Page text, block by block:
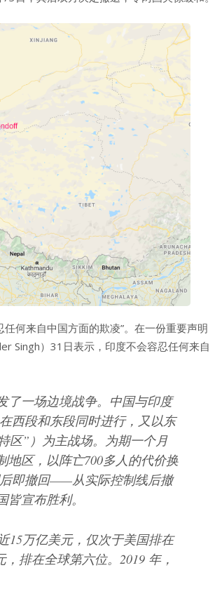
何来自中国方面的欺凌”。在一份重要声明
Singh）31日表示，印度不会容忍任何来自
了一场边境战争。中国与印度
西段和东段同时进行，又以东
区”）为主战场。为期一个月
地区，以阵亡700多人的代价换
即撤回——从实际控制线后撤
宣布胜利。
15万亿美元，仅次于美国排在
排在全球第六位。2019 年，